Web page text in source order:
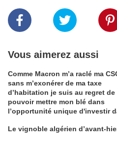
Vous aimerez aussi
Comme Macron m’a raclé ma
sans m’exonérer de ma taxe
d’habitation je suis au regret de
pouvoir mettre mon blé dans
l’opportunité unique d'investir
Alain Edouard
Le vignoble algérien d’avant-